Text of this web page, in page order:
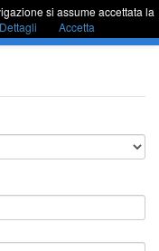
barra
si assume accettata la
Dettagli Accetta